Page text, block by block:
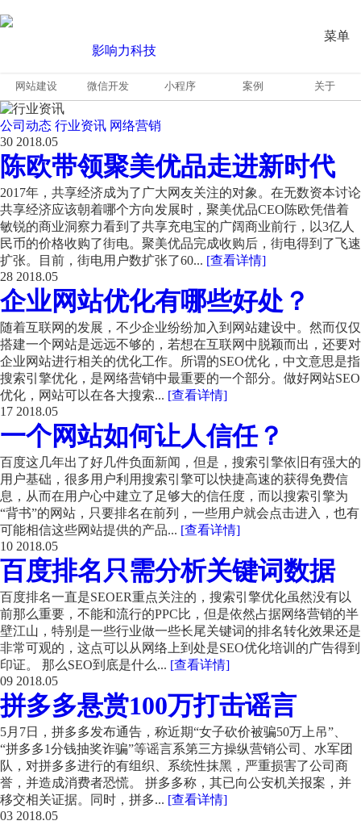
菜单
网站建设 微信开发 小程序 案例 关于
公司动态 行业资讯 网络营销
30 2018.05
陈欧带领聚美优品走进新时代
2017年，共享经济成为了广大网友关注的对象。在无数资本讨论
共享经济应该朝着哪个方向发展时，聚美优品CEO陈欧凭借着
敏锐的商业洞察力看到了共享充电宝的广阔商业前行，以3亿人
民币的价格收购了街电。聚美优品完成收购后，街电得到了飞速
扩张。目前，街电用户数扩张了60... [查看详情]
28 2018.05
企业网站优化有哪些好处？
随着互联网的发展，不少企业纷纷加入到网站建设中。然而仅仅
搭建一个网站是远远不够的，若想在互联网中脱颖而出，还要对
企业网站进行相关的优化工作。所谓的SEO优化，中文意思是指
搜索引擎优化，是网络营销中最重要的一个部分。做好网站SEO
优化，网站可以在各大搜索... [查看详情]
17 2018.05
一个网站如何让人信任？
百度这几年出了好几件负面新闻，但是，搜索引擎依旧有强大的
用户基础，很多用户利用搜索引擎可以快捷高速的获得免费信
息，从而在用户心中建立了足够大的信任度，而以搜索引擎为
“背书”的网站，只要排名在前列，一些用户就会点击进入，也有
可能相信这些网站提供的产品... [查看详情]
10 2018.05
百度排名只需分析关键词数据
百度排名一直是SEOER重点关注的，搜索引擎优化虽然没有以
前那么重要，不能和流行的PPC比，但是依然占据网络营销的半
壁江山，特别是一些行业做一些长尾关键词的排名转化效果还是
非常可观的，这点可以从网络上到处是SEO优化培训的广告得到
印证。 那么SEO到底是什么... [查看详情]
09 2018.05
拼多多悬赏100万打击谣言
5月7日，拼多多发布通告，称近期“女子砍价被骗50万上吊”、
“拼多多1分钱抽奖诈骗”等谣言系第三方操纵营销公司、水军团
队，对拼多多进行的有组织、系统性抹黑，严重损害了公司商
誉，并造成消费者恐慌。 拼多多称，其已向公安机关报案，并
移交相关证据。同时，拼多... [查看详情]
03 2018.05